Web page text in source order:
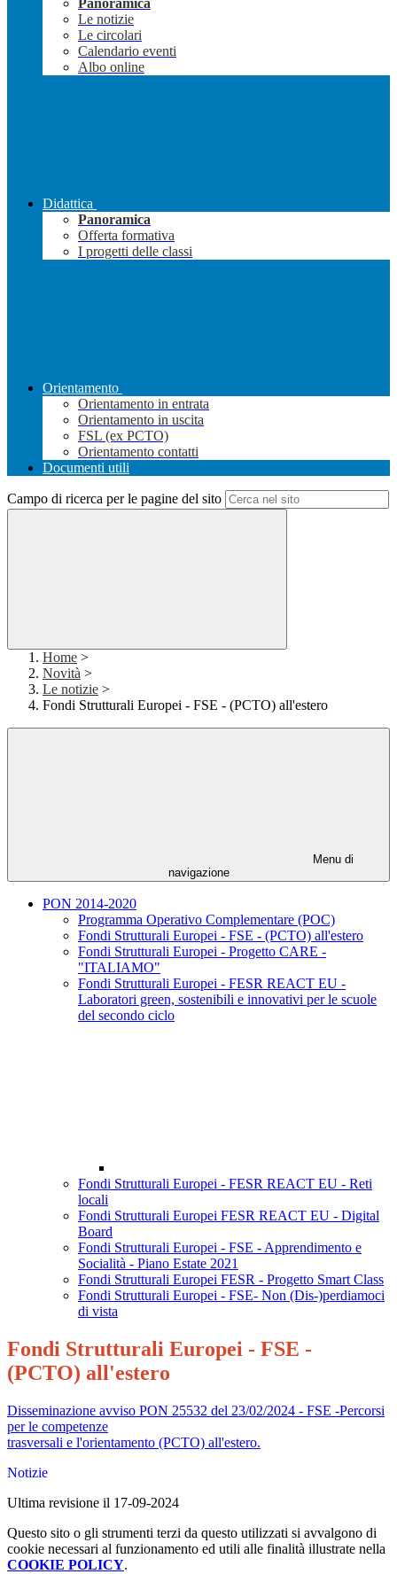
Panoramica
Le notizie
Le circolari
Calendario eventi
Albo online
Didattica
Panoramica
Offerta formativa
I progetti delle classi
Orientamento
Orientamento in entrata
Orientamento in uscita
FSL (ex PCTO)
Orientamento contatti
Documenti utili
Campo di ricerca per le pagine del sito
Home >
Novità >
Le notizie >
Fondi Strutturali Europei - FSE - (PCTO) all'estero
Menu di
navigazione
PON 2014-2020
Programma Operativo Complementare (POC)
Fondi Strutturali Europei - FSE - (PCTO) all'estero
Fondi Strutturali Europei - Progetto CARE -
"ITALIAMO"
Fondi Strutturali Europei - FESR REACT EU -
Laboratori green, sostenibili e innovativi per le scuole
del secondo ciclo
Fondi Strutturali Europei - FESR REACT EU - Reti
locali
Fondi Strutturali Europei FESR REACT EU - Digital
Board
Fondi Strutturali Europei - FSE - Apprendimento e
Socialità - Piano Estate 2021
Fondi Strutturali Europei FESR - Progetto Smart Class
Fondi Strutturali Europei - FSE- Non (Dis-)perdiamoci
di vista
Fondi Strutturali Europei - FSE -
(PCTO) all'estero
Disseminazione avviso PON 25532 del 23/02/2024 - FSE -Percorsi
per le competenze
trasversali e l'orientamento (PCTO) all'estero.
Notizie
Ultima revisione il 17-09-2024
Questo sito o gli strumenti terzi da questo utilizzati si avvalgono di
cookie necessari al funzionamento ed utili alle finalità illustrate nella
COOKIE POLICY.